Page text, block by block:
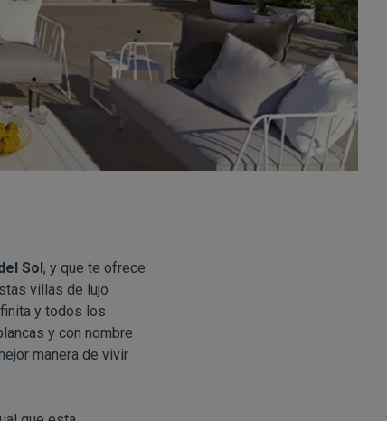
Sol, y que te ofrece
villas de lujo
y todos los
y con nombre
manera de vivir